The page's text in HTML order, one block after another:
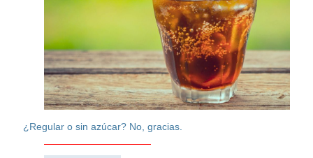
¿Regular o sin azúcar? No, gracias.